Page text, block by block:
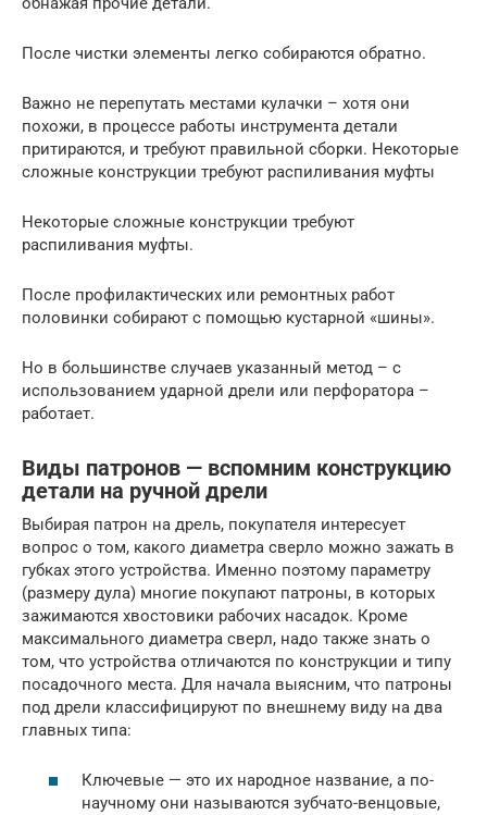
После чистки элементы легко собираются обратно.
Важно не перепутать местами кулачки – хотя они
похожи, в процессе работы инструмента детали
притираются, и требуют правильной сборки. Некоторые
сложные конструкции требуют распиливания муфты
Некоторые сложные конструкции требуют
распиливания муфты.
После профилактических или ремонтных работ
половинки собирают с помощью кустарной «шины».
Но в большинстве случаев указанный метод – с
использованием ударной дрели или перфоратора –
работает.
Виды патронов — вспомним конструкцию
детали на ручной дрели
Выбирая патрон на дрель, покупателя интересует
вопрос о том, какого диаметра сверло можно зажать в
губках этого устройства. Именно поэтому параметру
(размеру дула) многие покупают патроны, в которых
зажимаются хвостовики рабочих насадок. Кроме
максимального диаметра сверл, надо также знать о
том, что устройства отличаются по конструкции и типу
посадочного места. Для начала выясним, что патроны
под дрели классифицируют по внешнему виду на два
главных типа:
Ключевые — это их народное название, а по-
научному они называются зубчато-венцовые,